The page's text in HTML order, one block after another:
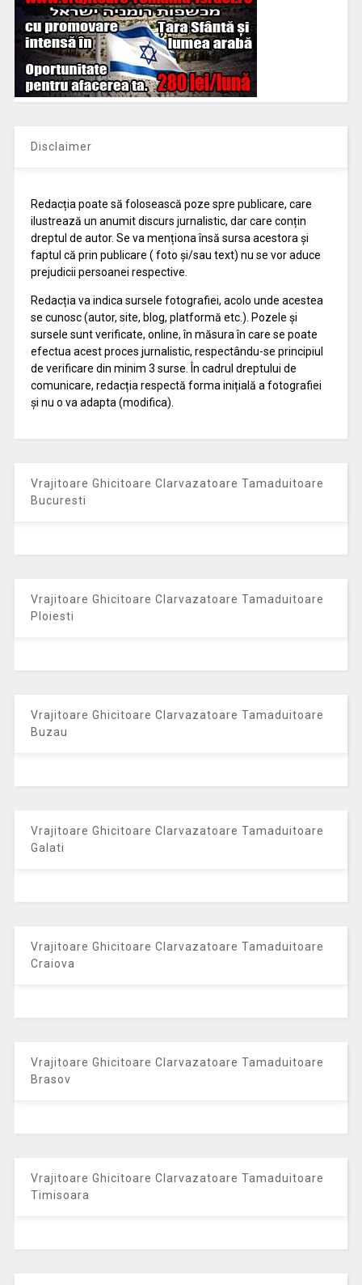
Disclaimer
Redacția poate să folosească poze spre publicare, care
ilustrează un anumit discurs jurnalistic, dar care conțin
dreptul de autor. Se va menționa însă sursa acestora și
faptul că prin publicare ( foto și/sau text) nu se vor aduce
prejudicii persoanei respective.
Redacția va indica sursele fotografiei, acolo unde acestea
se cunosc (autor, site, blog, platformă etc.). Pozele și
sursele sunt verificate, online, în măsura în care se poate
efectua acest proces jurnalistic, respectându-se principiul
de verificare din minim 3 surse. În cadrul dreptului de
comunicare, redacția respectă forma inițială a fotografiei
și nu o va adapta (modifica).
Vrajitoare Ghicitoare Clarvazatoare Tamaduitoare
Bucuresti
Vrajitoare Ghicitoare Clarvazatoare Tamaduitoare
Ploiesti
Vrajitoare Ghicitoare Clarvazatoare Tamaduitoare
Buzau
Vrajitoare Ghicitoare Clarvazatoare Tamaduitoare
Galati
Vrajitoare Ghicitoare Clarvazatoare Tamaduitoare
Craiova
Vrajitoare Ghicitoare Clarvazatoare Tamaduitoare
Brasov
Vrajitoare Ghicitoare Clarvazatoare Tamaduitoare
Timisoara